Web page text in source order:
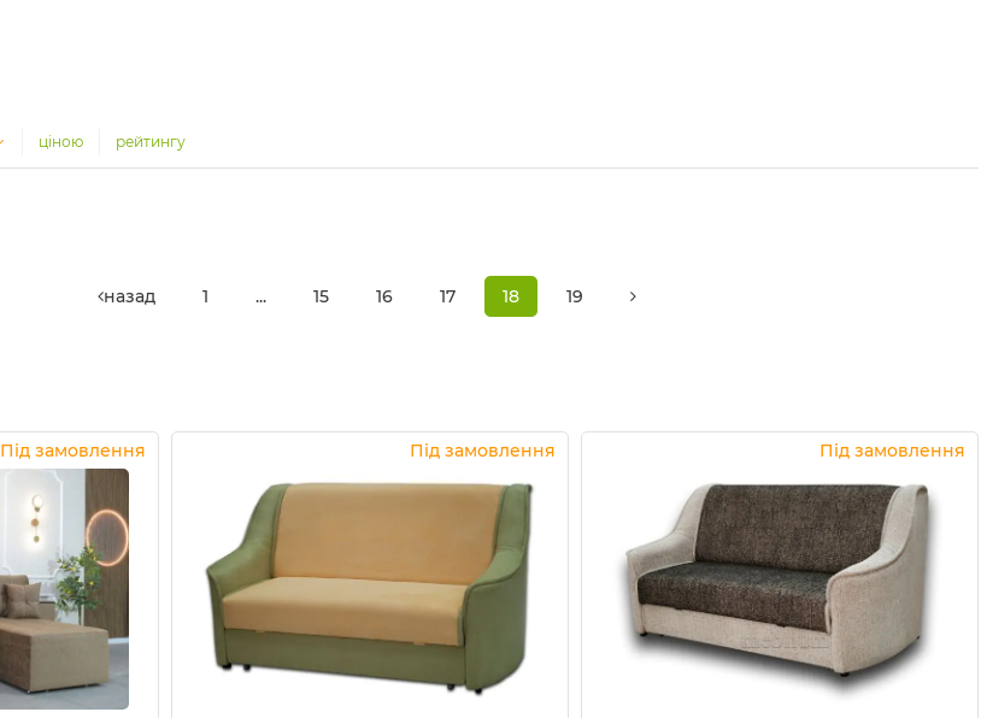
ціною рейтингу
назад 1 ... 15 16 17 18 19
Під замовлення Під замовлення Під замовлення